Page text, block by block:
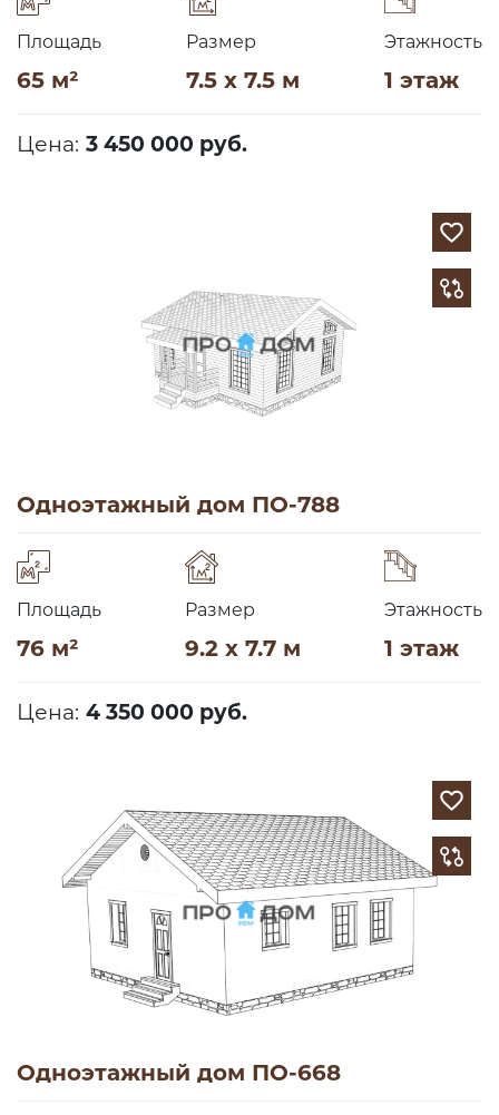
Площадь
65 м²
Размер
7.5 x 7.5 м
Этажность
1 этаж
Цена: 3 450 000 руб.
Одноэтажный дом ПО-788
Площадь
76 м²
Размер
9.2 x 7.7 м
Этажность
1 этаж
Цена: 4 350 000 руб.
Одноэтажный дом ПО-668